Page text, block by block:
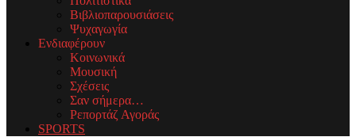
Βιβλιοπαρουσιάσεις
Ψυχαγωγία
Ενδιαφέρουν
Κοινωνικά
Μουσική
Σχέσεις
Σαν σήμερα…
Ρεπορτάζ Αγοράς
SPORTS